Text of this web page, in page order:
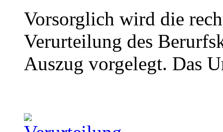
Vorsorglich wird die
Verurteilung des
Auszug vorgelegt. Das